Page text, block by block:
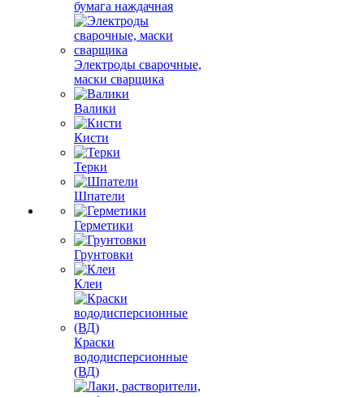
бумага наждачная
Электроды сварочные,
маски сварщика
Валики
Кисти
Терки
Шпатели
Герметики
Грунтовки
Клеи
Краски
вододисперсионные
(ВД)